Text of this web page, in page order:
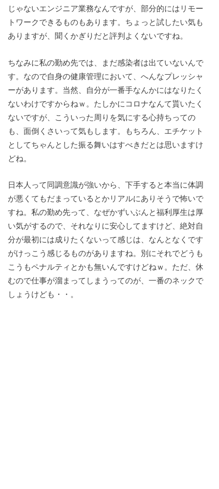
じゃないエンジニア業務なんですが、部分的にはリモー
トワークできるものもあります。ちょっと試したい気も
ありますが、聞くかぎりだと評判よくないですね。
ちなみに私の勤め先では、まだ感染者は出ていないんで
す。なので自身の健康管理において、へんなプレッシャ
ーがあります。当然、自分が一番手なんかにはなりたく
ないわけですからねｗ。たしかにコロナなんて貰いたく
ないですが、こういった周りを気にする心持ちっての
も、面倒くさいって気もします。もちろん、エチケット
としてちゃんとした振る舞いはすべきだとは思いますけ
どね。
日本人って同調意識が強いから、下手すると本当に体調
が悪くてもだまっているとかリアルにありそうで怖いで
すね。私の勤め先って、なぜかずいぶんと福利厚生は厚
い気がするので、それなりに安心してますけど、絶対自
分が最初には成りたくないって感じは、なんとなくです
がけっこう感じるものがありますね。別にそれでどうも
こうもペナルティとかも無いんですけどねｗ。ただ、休
むので仕事が溜まってしまうってのが、一番のネックで
しょうけども・・。